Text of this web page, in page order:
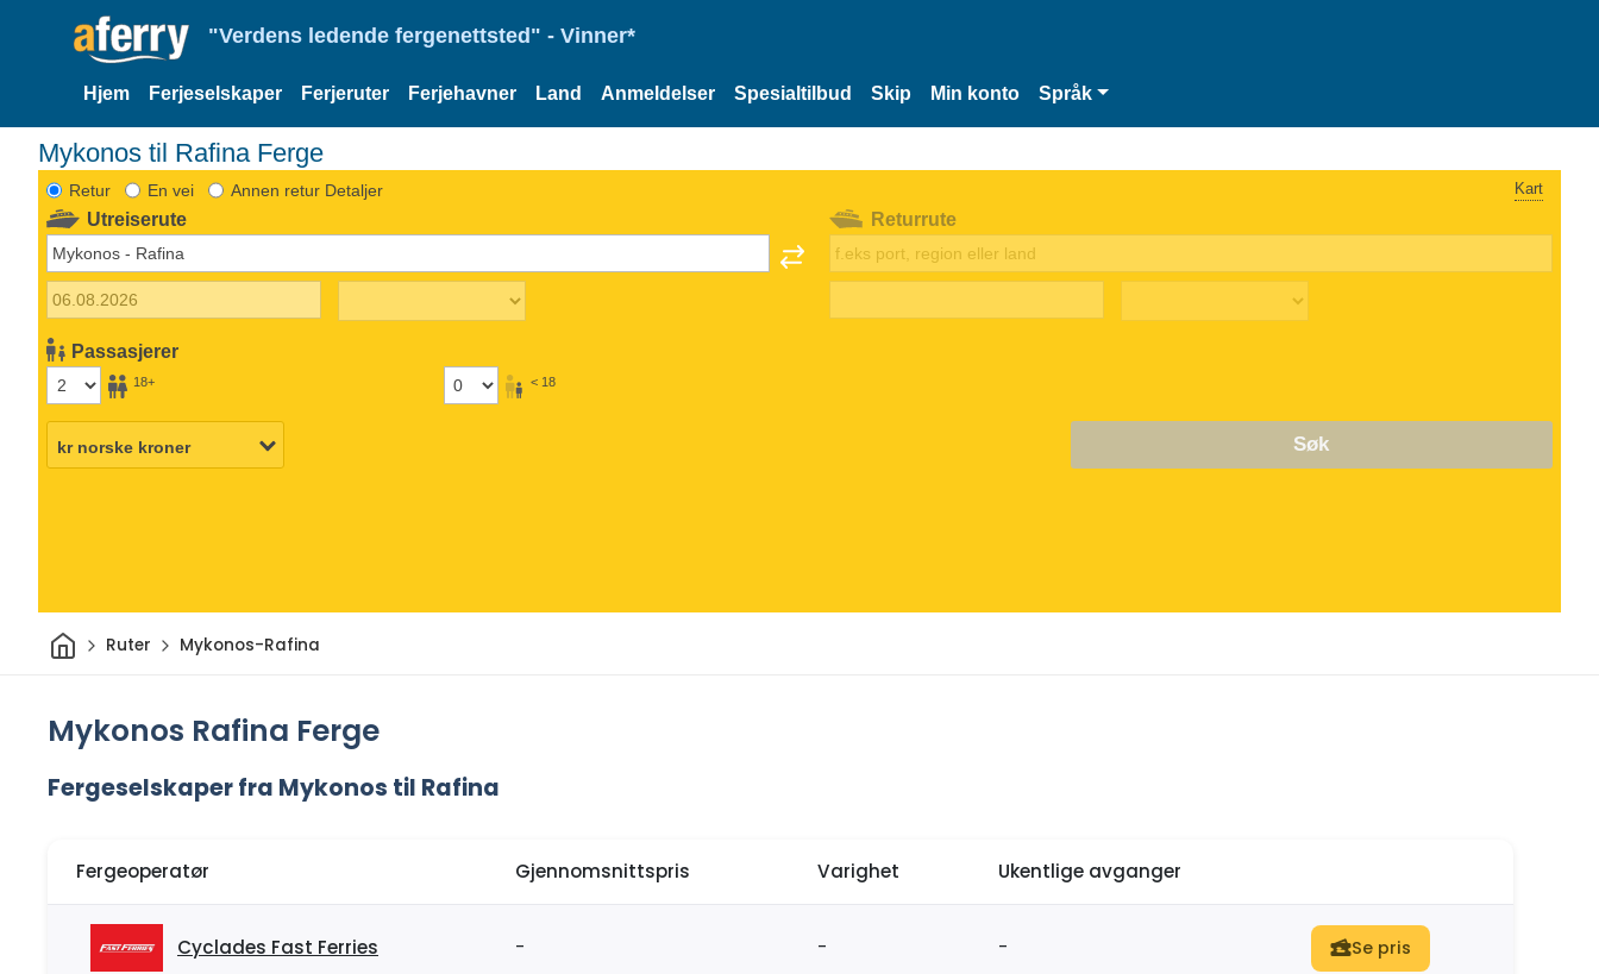
"Verdens ledende fergenettsted" - Vinner*
Hjem Ferjeselskaper Ferjeruter Ferjehavner Land Anmeldelser Spesialtilbud Skip Min konto Språk
Mykonos til Rafina Ferge
Retur En vei Annen retur Detaljer Kart
Utreiserute
Passasjerer
18+ < 18
Returrute
Søk
HjemRuter Mykonos-Rafina
Mykonos Rafina Ferge
Fergeselskaper fra Mykonos til Rafina
Fergeoperatør Gjennomsnittspris Varighet Ukentlige avganger
Cyclades Fast Ferries - - - Se pris